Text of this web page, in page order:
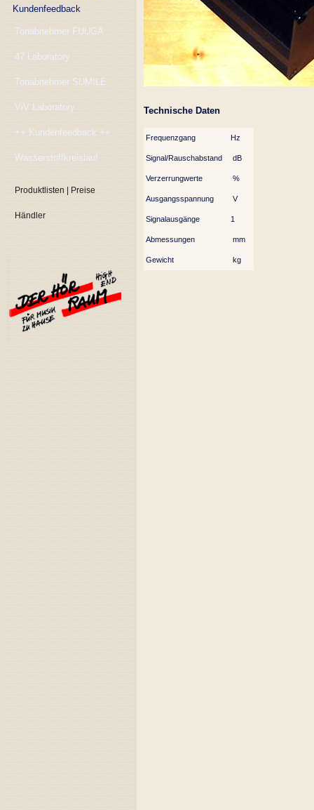
Kundenfeedback
Tonabnehmer FUUGA
47 Laboratory
Tonabnehmer SUMILE
ViV Laboratory
++ Kundenfeedback ++
Wasserstoffkreislauf
Produktlisten | Preise
Händler
Technische Daten
Frequenzgang Hz
Signal/Rauschabstand dB
Verzerrungwerte %
Ausgangsspannung V
Signalausgänge 1
Abmessungen mm
Gewicht kg